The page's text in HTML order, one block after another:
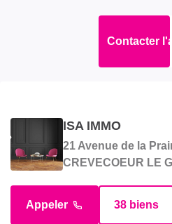
Contacter
ISA IMMO
21 Avenue de la
CREVECOEUR LE
Appeler 38 biens